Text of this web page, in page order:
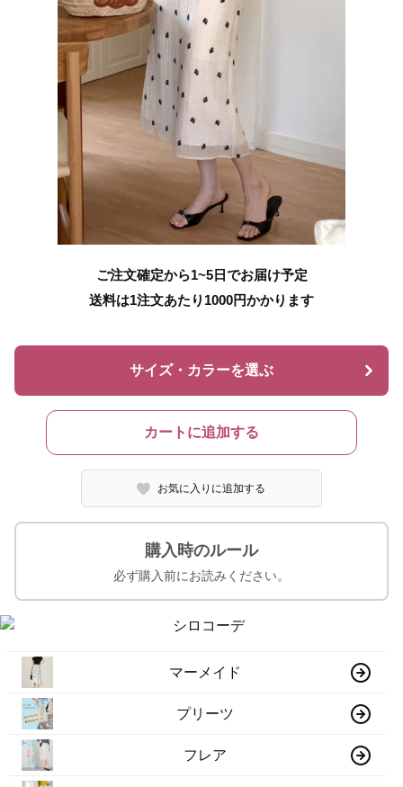
ご注文確定から1~5日でお届け予定
送料は1注文あたり 1000円かかります
サイズ・カラーを選ぶ
カートに追加する
お気に入りに追加する
購入時のルール
必ず購入前にお読みください。
マーメイド
プリーツ
フレア